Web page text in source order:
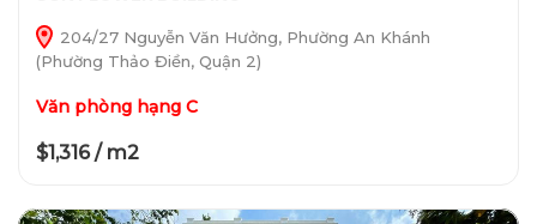
204/27 Nguyễn Văn Hưởng, Phường An Khánh
(Phường Thảo Điền, Quận 2)
Văn phòng hạng C
$1,316 / m2